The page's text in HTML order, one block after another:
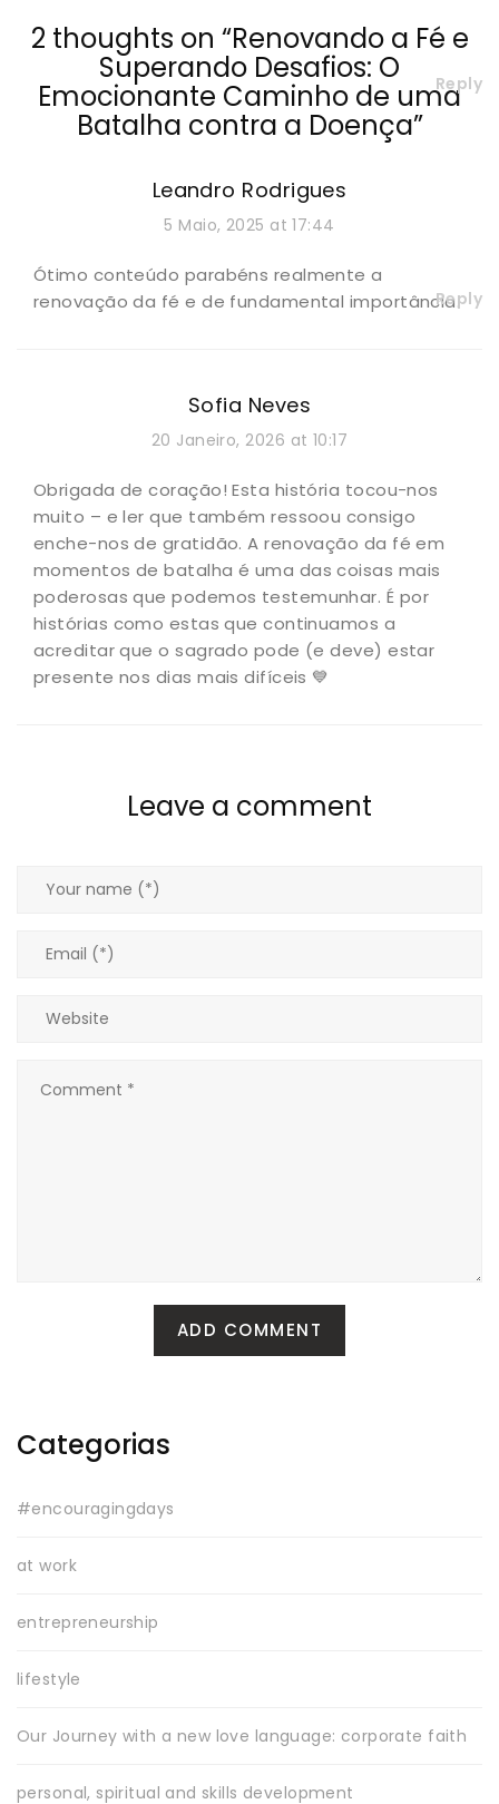
2 thoughts on “Renovando a Fé e
Superando Desafios: O
Emocionante Caminho de uma
Batalha contra a Doença”
Reply
Leandro Rodrigues
5 Maio, 2025 at 17:44
Ótimo conteúdo parabéns realmente a
renovação da fé e de fundamental importância.Reply
Sofia Neves
20 Janeiro, 2026 at 10:17
Obrigada de coração! Esta história tocou-nos
muito – e ler que também ressoou consigo
enche-nos de gratidão. A renovação da fé em
momentos de batalha é uma das coisas mais
poderosas que podemos testemunhar. É por
histórias como estas que continuamos a
acreditar que o sagrado pode (e deve) estar
presente nos dias mais difíceis 💙
Leave a comment
Categorias
#encouragingdays
at work
entrepreneurship
lifestyle
Our Journey with a new love language: corporate faith
personal, spiritual and skills development